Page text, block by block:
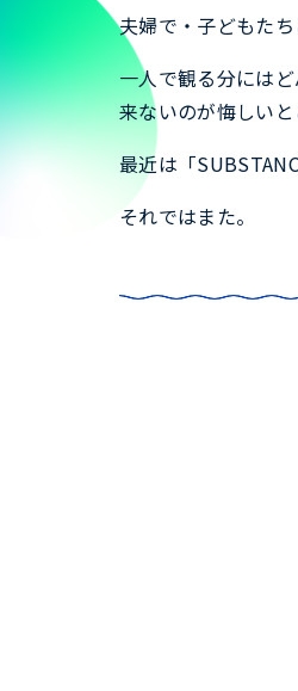
夫婦で・子どもた
一人で観る分には
来ないのが悔しいと
最近は「
それではまた。